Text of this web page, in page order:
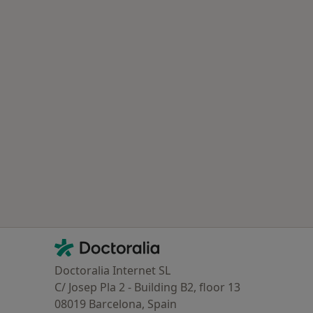
Contacto
Doctoralia - Página de inicio
Doctoralia Internet SL
C/ Josep Pla 2 - Building B2, floor 13
08019 Barcelona, Spain